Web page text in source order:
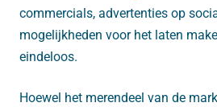
commercials, advertenties op
mogelijkheden voor het laten
eindeloos.
Hoewel het merendeel van de